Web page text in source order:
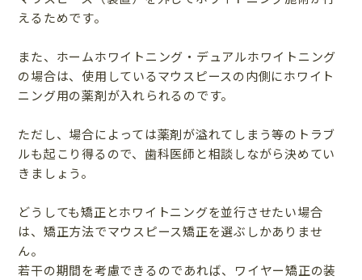
えるためです。
また、ホームホワイトニング・デュアルホワイトニング
の場合は、使用しているマウスピースの内側にホワイト
ニング用の薬剤が入れられるのです。
ただし、場合によっては薬剤が溢れてしまう等のトラブ
ルも起こり得るので、歯科医師と相談しながら決めてい
きましょう。
どうしても矯正とホワイトニングを並行させたい場合
は、矯正方法でマウスピース矯正を選ぶしかありませ
ん。
若干の期間を考慮できるのであれば、ワイヤー矯正の装